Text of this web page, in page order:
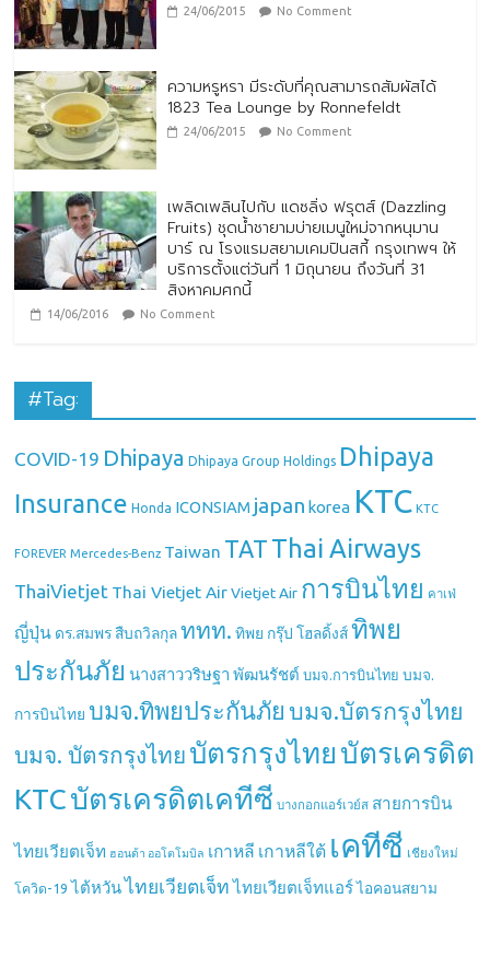
24/06/2015 No Comment
ความหรูหรา มีระดับที่คุณสามารถสัมผัสได้
1823 Tea Lounge by Ronnefeldt
24/06/2015 No Comment
เพลิดเพลินไปกับ แดซลิ่ง ฟรุตส์ (Dazzling
Fruits) ชุดน้ำชายามบ่ายเมนูใหม่จากหนุมาน
บาร์ ณ โรงแรมสยามเคมปินสกี้ กรุงเทพฯ ให้
บริการตั้งแต่วันที่ 1 มิถุนายน ถึงวันที่ 31
สิงหาคมศกนี้
14/06/2016 No Comment
#Tag:
COVID-19 Dhipaya Dhipaya Group Holdings Dhipaya
Insurance Honda ICONSIAM japan korea KTC KTC
FOREVER Mercedes-Benz Taiwan TAT Thai Airways
ThaiVietjet Thai Vietjet Air Vietjet Air การบินไทย คาเฟ่
ญี่ปุ่น ดร.สมพร สืบถวิลกุล ททท. ทิพย กรุ๊ป โฮลดิ้งส์ ทิพย
ประกันภัย นางสาววริษฐา พัฒนรัชต์ บมจ.การบินไทย บมจ.
การบินไทย บมจ.ทิพยประกันภัย บมจ.บัตรกรุงไทย
บมจ. บัตรกรุงไทย บัตรกรุงไทย บัตรเครดิต
KTCบัตรเครดิตเคทีซี บางกอกแอร์เวย์ส สายการบิน
ไทยเวียตเจ็ท ฮอนด้า ออโตโมบิล เกาหลี เกาหลีใต้ เคทีซี เชียงใหม่
โควิด-19 ไต้หวัน ไทยเวียตเจ็ท ไทยเวียตเจ็ทแอร์ ไอคอนสยาม